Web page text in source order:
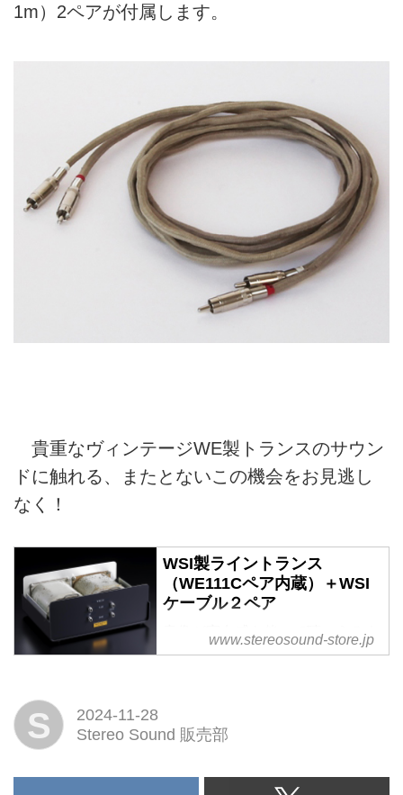
1m）2ペアが付属します。
貴重なヴィンテージWE製トランスのサウン
ドに触れる、またとないこの機会をお見逃し
なく！
WSI製ライントランス
（WE111Cペア内蔵）＋WSI
ケーブル２ペア
音像が実在感を伴って聴こえるウ
ェスタン・サウンドを味わう。
www.stereosound-store.jp
S
2024-11-28
Stereo Sound 販売部